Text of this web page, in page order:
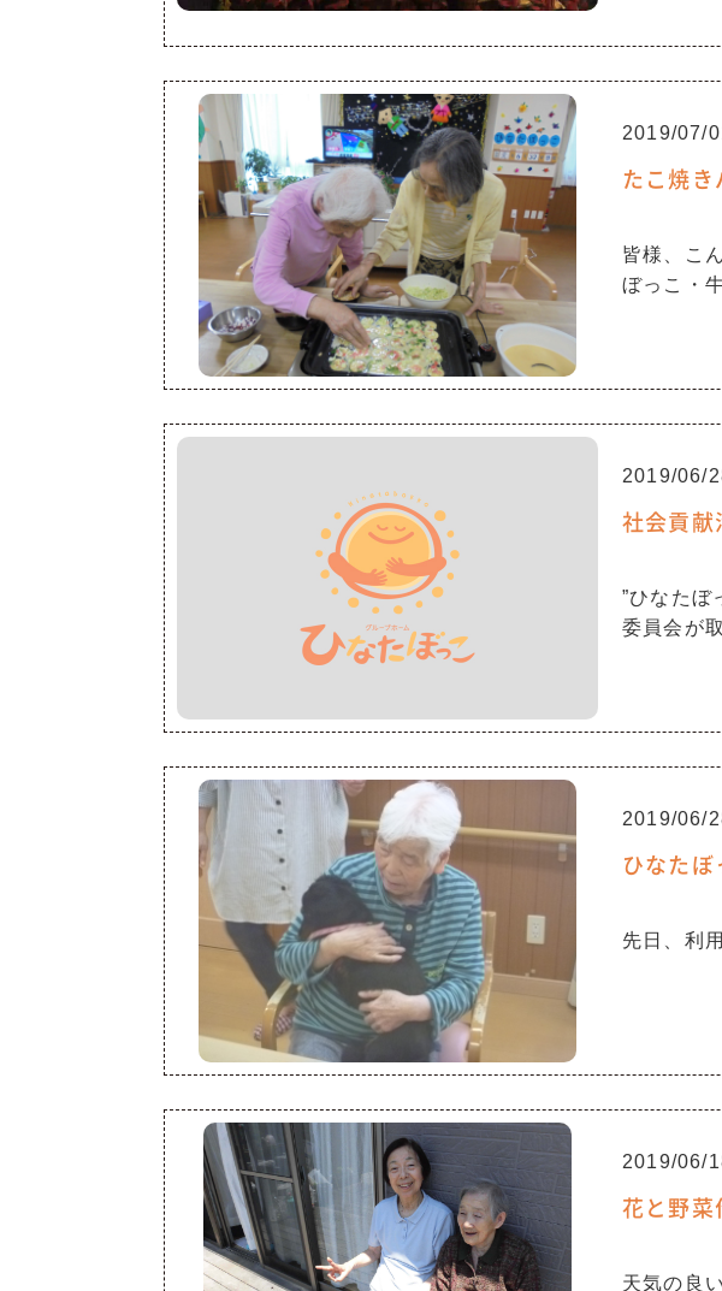
2019/07/
たこ焼き
皆様、こ
ぼっこ・
2019/06/
社会貢献
”ひなたぼ
委員会が
2019/06/
ひなた
先日、利
2019/06/
花と野
天気の良